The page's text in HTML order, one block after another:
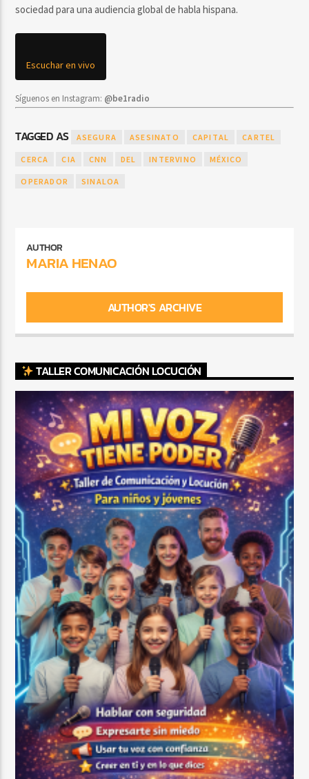
sociedad para una audiencia global de habla hispana.
Escuchar en vivo
Síguenos en Instagram: @be1radio
TAGGED AS ASEGURA ASESINATO CAPITAL CARTEL
CERCA CIA CNN DEL INTERVINO MÉXICO
OPERADOR SINALOA
AUTHOR
MARIA HENAO
AUTHOR'S ARCHIVE
TALLER COMUNICACIÓN LOCUCIÓN